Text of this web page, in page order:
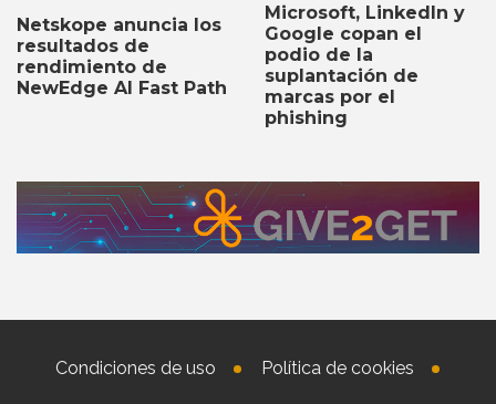
Netskope anuncia los
resultados de
rendimiento de
NewEdge AI Fast Path
Microsoft, LinkedIn y
Google copan el
podio de la
suplantación de
marcas por el
phishing
Condiciones de uso Política de cookies